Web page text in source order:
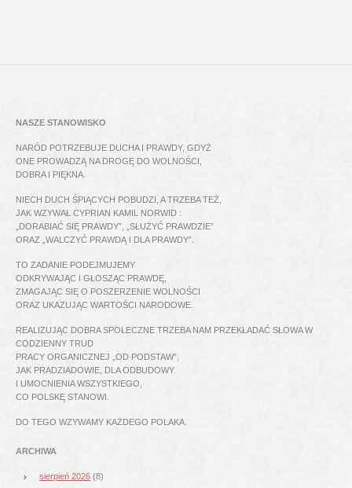
NASZE STANOWISKO
NARÓD POTRZEBUJE DUCHA I PRAWDY, GDYŻ
ONE PROWADZĄ NA DROGĘ DO WOLNOŚCI,
DOBRA I PIĘKNA.
NIECH DUCH ŚPIĄCYCH POBUDZI, A TRZEBA TEŻ,
JAK WZYWAŁ CYPRIAN KAMIL NORWID :
„DORABIAĆ SIĘ PRAWDY”, „SŁUŻYĆ PRAWDZIE”
ORAZ „WALCZYĆ PRAWDĄ I DLA PRAWDY”.
TO ZADANIE PODEJMUJEMY
ODKRYWAJĄC I GŁOSZĄC PRAWDĘ,
ZMAGAJĄC SIĘ O POSZERZENIE WOLNOŚCI
ORAZ UKAZUJĄC WARTOŚCI NARODOWE.
REALIZUJĄC DOBRA SPOŁECZNE TRZEBA NAM PRZEKŁADAĆ SŁOWA W
CODZIENNY TRUD
PRACY ORGANICZNEJ „OD PODSTAW”,
JAK PRADZIADOWIE, DLA ODBUDOWY
I UMOCNIENIA WSZYSTKIEGO,
CO POLSKĘ STANOWI.
DO TEGO WZYWAMY KAŻDEGO POLAKA.
ARCHIWA
sierpień 2026 (8)